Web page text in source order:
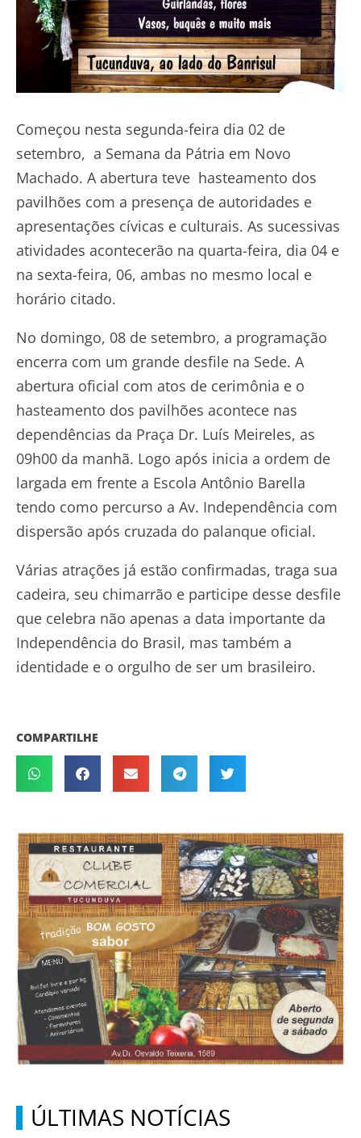
Começou nesta segunda-feira dia 02 de
setembro, a Semana da Pátria em Novo
Machado. A abertura teve hasteamento dos
pavilhões com a presença de autoridades e
apresentações cívicas e culturais. As sucessivas
atividades acontecerão na quarta-feira, dia 04 e
na sexta-feira, 06, ambas no mesmo local e
horário citado.
No domingo, 08 de setembro, a programação
encerra com um grande desfile na Sede. A
abertura oficial com atos de cerimônia e o
hasteamento dos pavilhões acontece nas
dependências da Praça Dr. Luís Meireles, as
09h00 da manhã. Logo após inicia a ordem de
largada em frente a Escola Antônio Barella
tendo como percurso a Av. Independência com
dispersão após cruzada do palanque oficial.
Várias atrações já estão confirmadas, traga sua
cadeira, seu chimarrão e participe desse desfile
que celebra não apenas a data importante da
Independência do Brasil, mas também a
identidade e o orgulho de ser um brasileiro.
COMPARTILHE
ÚLTIMAS NOTÍCIAS